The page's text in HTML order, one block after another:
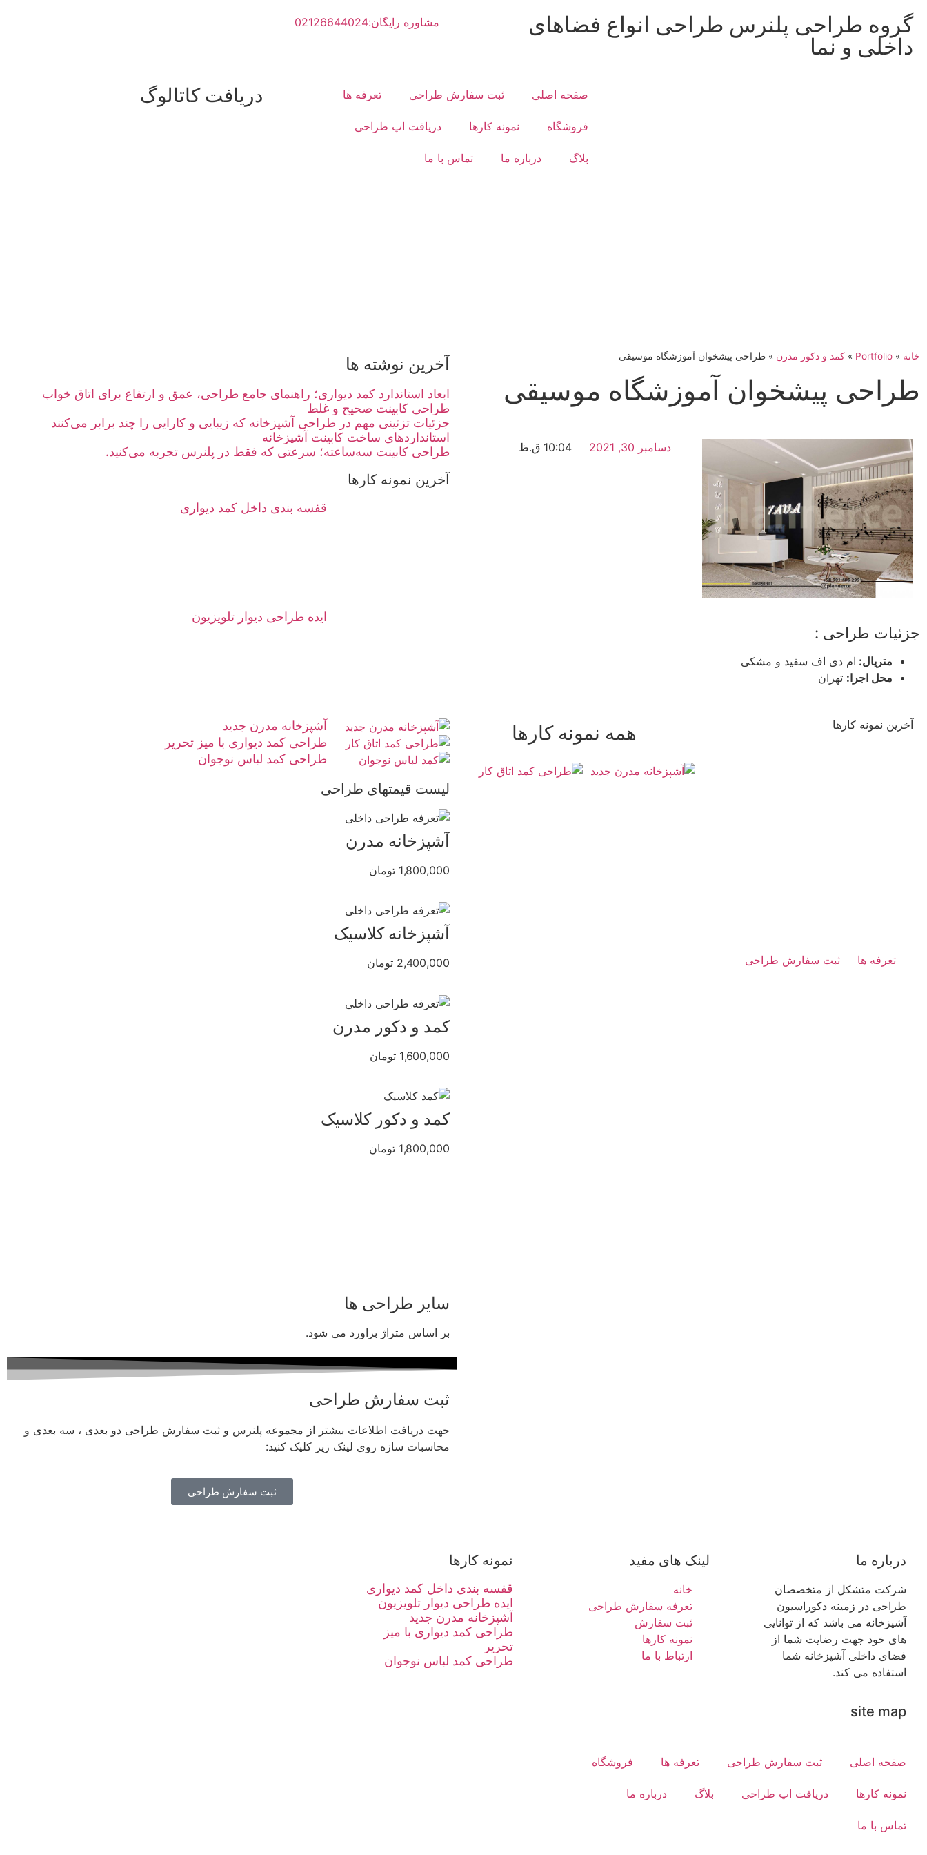
گروه طراحی پلنرس طراحی انواع فضاهای
داخلی و نما
مشاوره رایگان:02126644024
صفحه اصلی ثبت سفارش طراحی تعرفه ها
فروشگاه نمونه کارها دریافت اپ طراحی
بلاگ درباره ما تماس با ما
دریافت کاتالوگ
خانه »
Portfolio
» کمد و دکور مدرن » طراحی پیشخوان آموزشگاه موسیقی
طراحی پیشخوان آموزشگاه موسیقی
دسامبر 30, 2021 10:04 ق.ظ
جزئیات طراحی :
متریال: ام دی اف سفید و مشکی
محل اجرا: تهران
آخرین نمونه کارها همه نمونه کارها
تعرفه ها ثبت سفارش طراحی
آخرین نوشته ها
ابعاد استاندارد کمد دیواری؛ راهنمای جامع طراحی، عمق و ارتفاع برای اتاق خواب
طراحی کابینت صحیح و غلط
جزئیات تزئینی مهم در طراحی آشپزخانه که زیبایی و کارایی را چند برابر می‌کنند
استانداردهای ساخت کابینت آشپزخانه
طراحی کابینت سه‌ساعته؛ سرعتی که فقط در پلنرس تجربه می‌کنید.
آخرین نمونه کارها
قفسه بندی داخل کمد دیواری
ایده طراحی دیوار تلویزیون
آشپزخانه مدرن جدید
طراحی کمد دیواری با میز تحریر
طراحی کمد لباس نوجوان
لیست قیمتهای طراحی
آشپزخانه مدرن
1,800,000 تومان
آشپزخانه کلاسیک
2,400,000 تومان
کمد و دکور مدرن
1,600,000 تومان
کمد و دکور کلاسیک
1,800,000 تومان
سایر طراحی ها
بر اساس متراژ براورد می شود.
ثبت سفارش طراحی
جهت دریافت اطلاعات بیشتر از مجموعه پلنرس و ثبت سفارش طراحی دو بعدی ، سه بعدی و
محاسبات سازه روی لینک زیر کلیک کنید:
ثبت سفارش طراحی
درباره ما
شرکت متشکل از متخصصان
طراحی در زمینه دکوراسیون
آشپزخانه می باشد که از توانایی
های خود جهت رضایت شما از
فضای داخلی آشپزخانه شما
استفاده می کند.
site map
لینک های مفید
خانه
تعرفه سفارش طراحی
ثبت سفارش
نمونه کارها
ارتباط با ما
نمونه کارها
قفسه بندی داخل کمد دیواری
ایده طراحی دیوار تلویزیون
آشپزخانه مدرن جدید
طراحی کمد دیواری با میز
تحریر
طراحی کمد لباس نوجوان
صفحه اصلی ثبت سفارش طراحی تعرفه ها فروشگاه
نمونه کارها دریافت اپ طراحی بلاگ درباره ما
تماس با ما